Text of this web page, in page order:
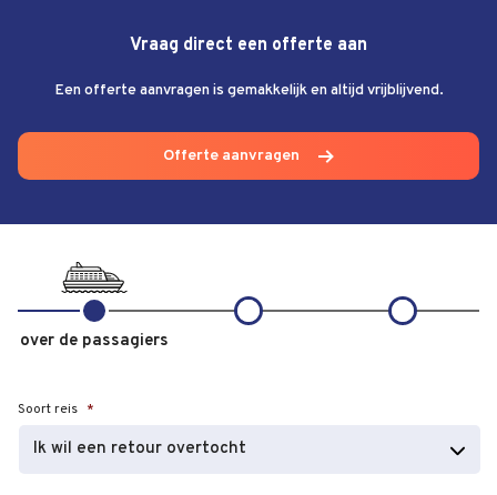
Vraag direct een offerte aan
Een offerte aanvragen is gemakkelijk en altijd vrijblijvend.
Offerte aanvragen
over de passagiers
Soort reis *